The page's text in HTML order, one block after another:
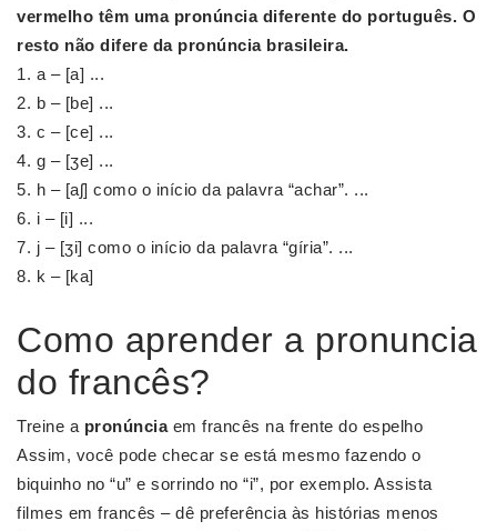
vermelho têm uma pronúnciadiferente do português. O
resto não difere da pronúnciabrasileira.
a – [a] ...
b – [be] ...
c – [ce] ...
g – [ʒe] ...
h – [aʃ] como o início da palavra “achar”. ...
i – [i] ...
j – [ʒi] como o início da palavra “gíria”. ...
k – [ka]
Como aprender a pronuncia
do francês?
Treine a pronúnciaem francês na frente do espelho
Assim, você pode checar se está mesmo fazendo o
biquinho no “u” e sorrindo no “i”, por exemplo. Assista
filmes em francês – dê preferência às histórias menos